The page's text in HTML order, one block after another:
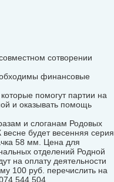
сотворении
финансовые
помогут партии на
и оказывать помощь
и слоганам Родовых
будет весенняя серия.
58 мм. Цена для
отделений Родной
на оплату деятельности
100 руб. перечислить на
544 504